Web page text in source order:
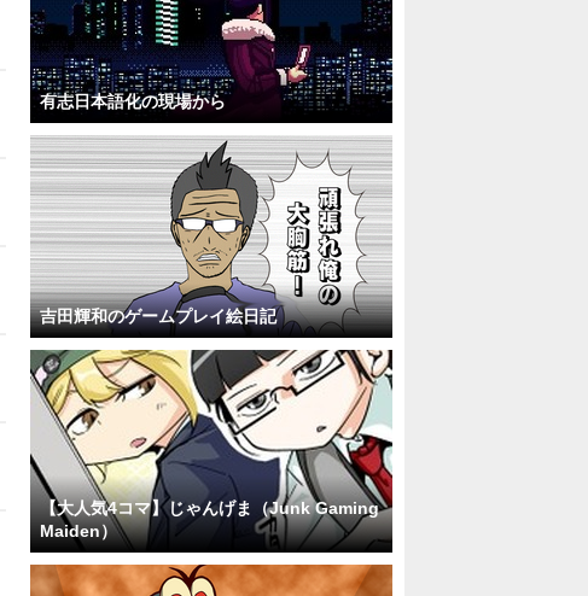
有志日本語化の現場から
吉田輝和のゲームプレイ絵日記
【大人気4コマ】じゃんげま（Junk Gaming
Maiden）